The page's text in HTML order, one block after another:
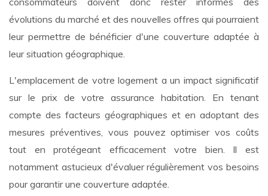
évolutions du marché et des nouvelles offres qui pourraient
leur permettre de bénéficier d'une couverture adaptée à
leur situation géographique.
L'emplacement de votre logement a un impact significatif
sur le prix de votre assurance habitation. En tenant
compte des facteurs géographiques et en adoptant des
mesures préventives, vous pouvez optimiser vos coûts
tout en protégeant efficacement votre bien. Il est
notamment astucieux d'évaluer régulièrement vos besoins
pour garantir une couverture adaptée.